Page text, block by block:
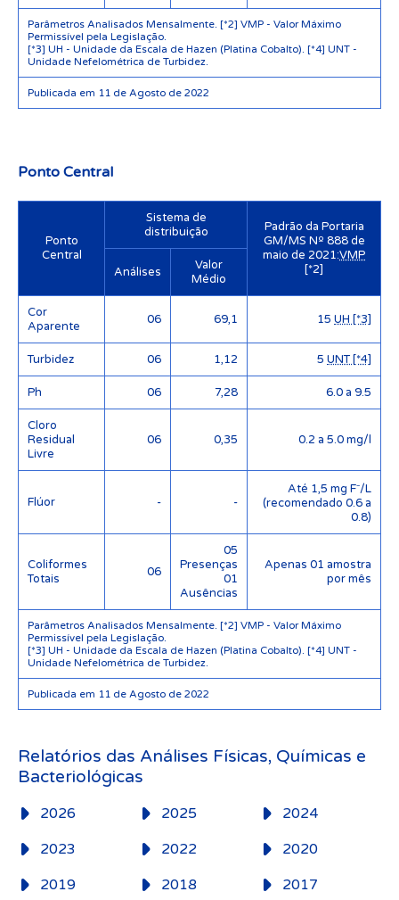
Parâmetros Analisados Mensalmente. [*2] VMP - Valor Máximo
Permissível pela Legislação.
[*3] UH - Unidade da Escala de Hazen (Platina Cobalto). [*4] UNT -
Unidade Nefelométrica de Turbidez.
Publicada em 11 de Agosto de 2022
Ponto Central
Ponto
Central
Sistema de
distribuição
Padrão da Portaria
GM/MS Nº 888 de
maio de 2021:VMP
[*2]
Análises
Valor
Médio
Parâmetros Analisados Mensalmente. [*2] VMP - Valor Máximo
Permissível pela Legislação.
[*3] UH - Unidade da Escala de Hazen (Platina Cobalto). [*4] UNT -
Unidade Nefelométrica de Turbidez.
Publicada em 11 de Agosto de 2022
Cor
Aparente
06 69,1 15 UH [*3]
Turbidez 06 1,12 5 UNT [*4]
Ph 06 7,28 6.0 a 9.5
Cloro
Residual
Livre
06 0,35 0.2 a 5.0 mg/l
Flúor - -
Até 1,5 mg F⁻/L
(recomendado 0.6 a
0.8)
Coliformes
Totais
06
05
Presenças
01
Ausências
Apenas 01 amostra
por mês
Relatórios das Análises Físicas, Químicas e
Bacteriológicas
2026 2025
2024
2023
2022
2020
2019
2018
2017